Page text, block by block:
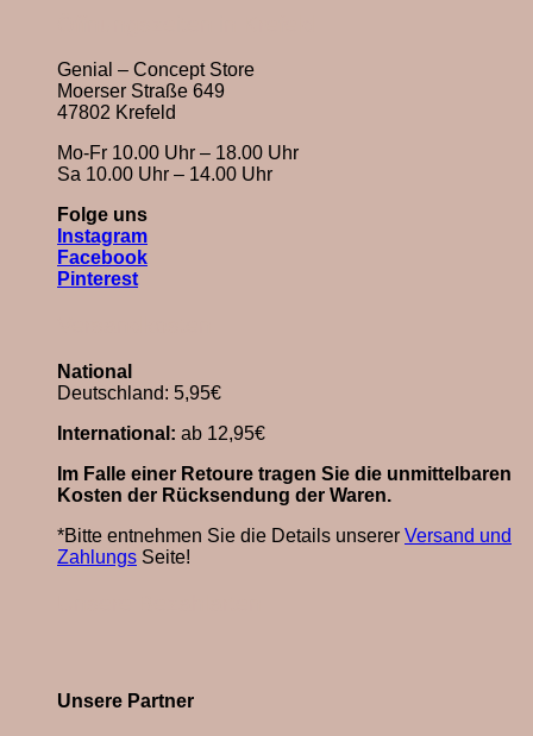
Genial – Concept Store
Moerser Straße 649
47802 Krefeld
Mo-Fr 10.00 Uhr – 18.00 Uhr
Sa 10.00 Uhr – 14.00 Uhr
Folge uns
Instagram
Facebook
Pinterest
National
Deutschland: 5,95€
International: ab 12,95€
Im Falle einer Retoure tragen Sie die unmittelbaren
Kosten der Rücksendung der Waren.
*Bitte entnehmen Sie die Details unserer Versand und
Zahlungs Seite!
Unsere Partner